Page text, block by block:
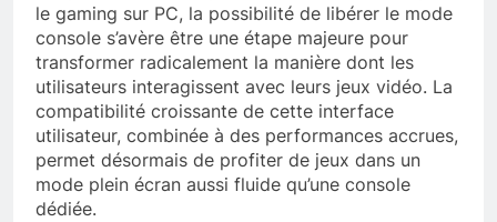
le gaming sur PC, la possibilité de libérer le mode
console s’avère être une étape majeure pour
transformer radicalement la manière dont les
utilisateurs interagissent avec leurs jeux vidéo. La
compatibilité croissante de cette interface
utilisateur, combinée à des performances accrues,
permet désormais de profiter de jeux dans un
mode plein écran aussi fluide qu’une console
dédiée.